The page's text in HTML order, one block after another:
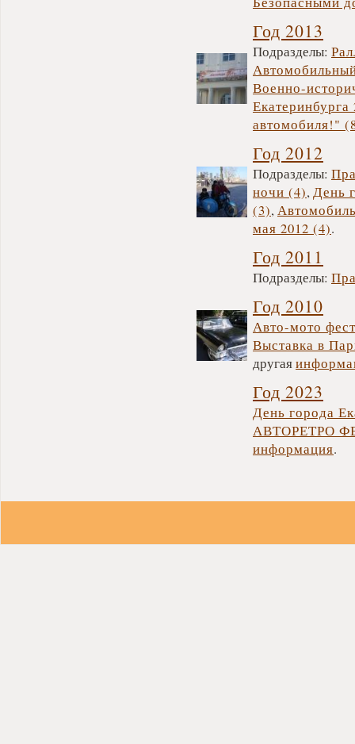
Год 2013
Подразделы:
Военно-
Екатеринбурга
автомобиля!"
Год 2012
Подразделы:
ночи (4), День
(3),
мая 2012 (4).
Год 2011
Подразделы:
Год 2010
Авто-мото
Выставка в
другая
Год 2023
День города
АВТОРЕТРО
информация.